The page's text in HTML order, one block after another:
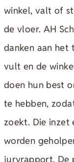
winkel, valt of
de vloer. AH
danken aan het
vult en de
doen hun best
te hebben,
zoekt. Die inzet
worden
juryrapport. De